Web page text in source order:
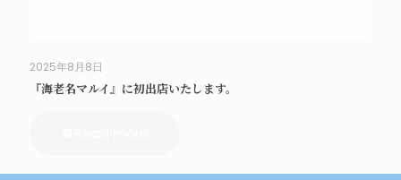
2025年8月8日
『海老名マルイ』に初出店いたします。